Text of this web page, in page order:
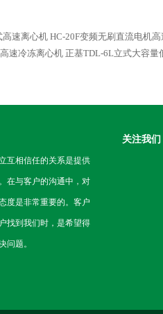
高速离心机 HC-20F变频无刷直流电机
速冷冻离心机正基TDL-6L立式大容量
互相信任的关系是提供
在与客户的沟通中，对
度是非常重要的。客户
找到我们时，是希望得
问题。
关注我们